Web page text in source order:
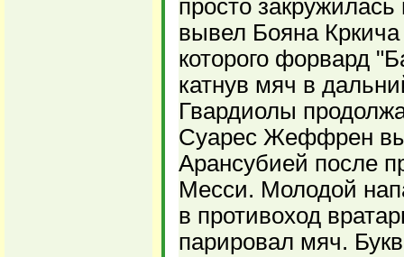
просто
вывел Бояна
которого форвард
катнув мяч в
Гвардиолы
Суарес Жеффрен
Арансубией после
Месси. Молодой
в противоход
парировал мяч.